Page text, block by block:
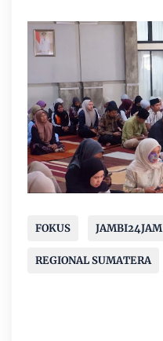
FOKUS JAMBI24JAM
REGIONAL SUMATERA